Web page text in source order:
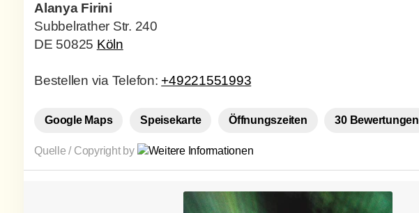
Alanya Firini
Subbelrather Str. 240
DE 50825 Köln
Bestellen via Telefon: +49221551993
Google Maps Speisekarte Öffnungszeiten 30 Bewertungen
Quelle / Copyright by